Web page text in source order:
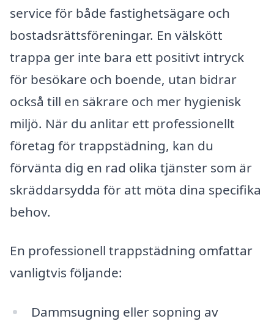
service för både fastighetsägare och
bostadsrättsföreningar. En välskött
trappa ger inte bara ett positivt intryck
för besökare och boende, utan bidrar
också till en säkrare och mer hygienisk
miljö. När du anlitar ett professionellt
företag för trappstädning, kan du
förvänta dig en rad olika tjänster som är
skräddarsydda för att möta dina specifika
behov.
En professionell trappstädning omfattar
vanligtvis följande:
Dammsugning eller sopning av